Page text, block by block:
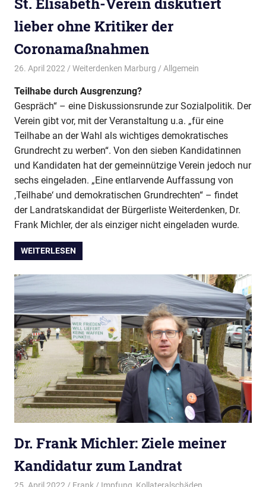
lieber ohne Kritiker der
Coronamaßnahmen
26. April 2022 Weiterdenken Marburg Allgemein
Teilhabe durch Ausgrenzung?
Gespräch“ – eine Diskussionsrunde zur Sozialpolitik. Der
Verein gibt vor, mit der Veranstaltung u.a. „für eine
Teilhabe an der Wahl als wichtiges demokratisches
Grundrecht zu werben“. Von den sieben Kandidatinnen
und Kandidaten hat der gemeinnützige Verein jedoch nur
sechs eingeladen. „Eine entlarvende Auffassung von
‚Teilhabe‘ und demokratischen Grundrechten“ – findet
der Landratskandidat der Bürgerliste Weiterdenken, Dr.
Frank Michler, der als einziger nicht eingeladen wurde.
WEITERLESEN
Dr. Frank Michler: Ziele meiner
Kandidatur zum Landrat